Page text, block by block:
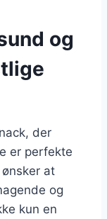
og
der
er perfekte
at
og
kun en